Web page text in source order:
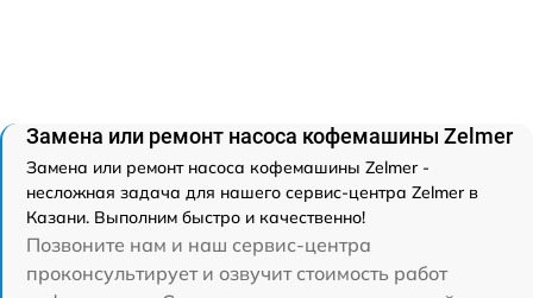
Замена или ремонт насоса кофемашины Zelmer
Замена или ремонт насоса кофемашины Zelmer -
несложная задача для нашего сервис-центра Zelmer в
Казани. Выполним быстро и качественно!
Позвоните нам и наш сервис-центра
проконсультирует и озвучит стоимость работ